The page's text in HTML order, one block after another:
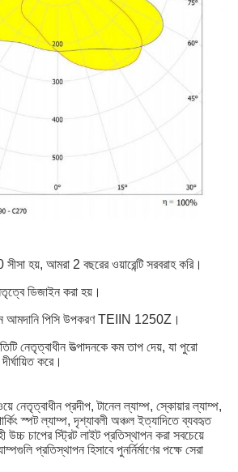
হয়, আমরা 2 বছরের ওয়ারেন্টি সরবরাহ করি।
ডিজাইন করা হয়।
আমদানি পিসি উপকরণ TEIIN 1250Z।
নেতৃত্বাধীন উত্পাদনকে কম তাপ দেয়, যা পুরো
করে।
নেতৃত্বাধীন প্রদীপ, টানেল ল্যাম্প, স্কোয়ার ল্যাম্প,
স্পট ল্যাম্প, দৃশ্যাবলী অঞ্চল ইত্যাদিতে ব্যবহৃত
চাপের স্ট্রিট লাইট প্রতিস্থাপন করা সবচেয়ে
প্রতিস্থাপন হিসাবে পুনর্নির্মাণের পক্ষে সেরা